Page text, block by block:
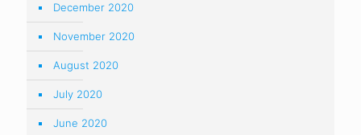
December 2020
November 2020
August 2020
July 2020
June 2020